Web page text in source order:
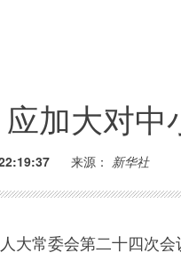
加大对
来源： 新华社
常委会第二十四次会